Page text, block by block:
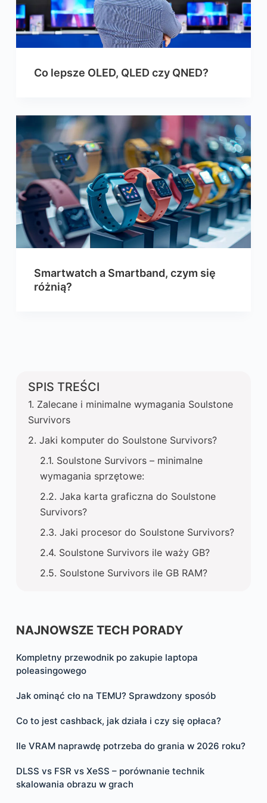
Co lepsze OLED, QLED czy QNED?
Smartwatch a Smartband, czym się
różnią?
SPIS TREŚCI
Zalecane i minimalne wymagania Soulstone
Survivors
Jaki komputer do Soulstone Survivors?
Soulstone Survivors – minimalne
wymagania sprzętowe:
Jaka karta graficzna do Soulstone
Survivors?
Jaki procesor do Soulstone Survivors?
Soulstone Survivors ile waży GB?
Soulstone Survivors ile GB RAM?
NAJNOWSZE TECH PORADY
Kompletny przewodnik po zakupie laptopa
poleasingowego
Jak ominąć cło na TEMU? Sprawdzony sposób
Co to jest cashback, jak działa i czy się opłaca?
Ile VRAM naprawdę potrzeba do grania w 2026 roku?
DLSS vs FSR vs XeSS – porównanie technik
skalowania obrazu w grach